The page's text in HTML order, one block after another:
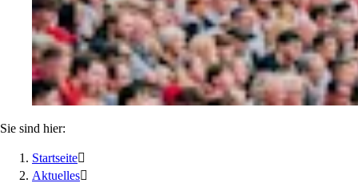
Sie sind hier:
Startseite
Aktuelles